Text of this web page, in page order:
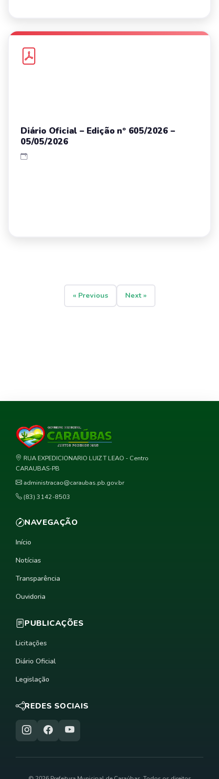
Diário Oficial – Edição nº 605/2026 –
05/05/2026
« Previous Next »
RUA EXPEDICIONARIO LUIZ T LEAO - Centro
CARAUBAS-PB
administracao@caraubas.pb.gov.br
(83) 3142-8503
NAVEGAÇÃO
Início
Notícias
Transparência
Ouvidoria
PUBLICAÇÕES
Licitações
Diário Oficial
Legislação
REDES SOCIAIS